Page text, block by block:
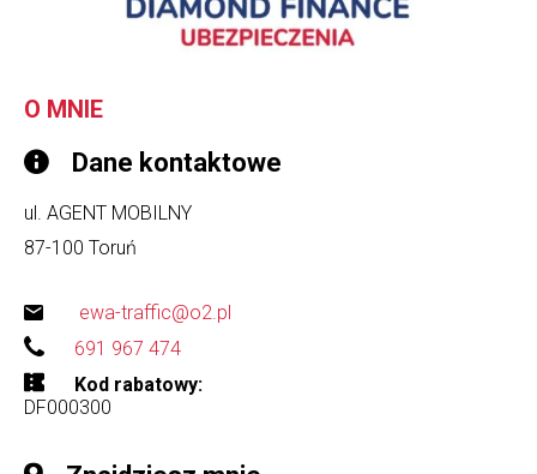
O MNIE
Dane kontaktowe
ul. AGENT MOBILNY
87-100 Toruń
ewa-traffic@o2.pl
691 967 474
Kod rabatowy
DF000300